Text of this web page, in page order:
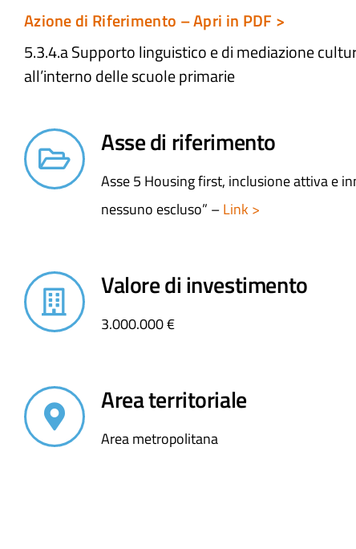
Azione di Riferimento – Apri in PDF >
5.3.4.a Supporto linguistico e di mediazione
all’interno delle scuole primarie
Asse di riferimento
Asse 5 Housing first, inclusione attiva e
nessuno escluso” –Link >
Valore di investimento
3.000.000 €
Area territoriale
Area metropolitana